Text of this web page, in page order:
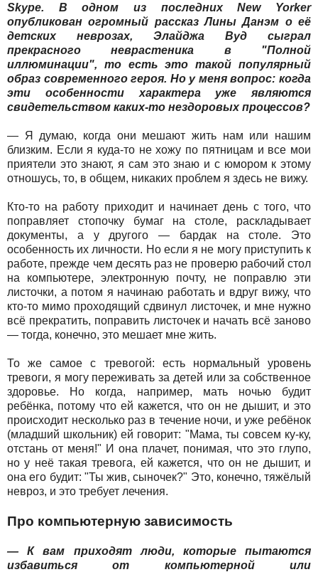
Skype. В одном из последних New Yorker
опубликован огромный рассказ Лины Данэм о её
детских неврозах, Элайджа Вуд сыграл
прекрасного неврастеника в "Полной
иллюминации", то есть это такой популярный
образ современного героя. Но у меня вопрос: когда
эти особенности характера уже являются
свидетельством каких-то нездоровых процессов?
— Я думаю, когда они мешают жить нам или нашим
близким. Если я куда-то не хожу по пятницам и все мои
приятели это знают, я сам это знаю и с юмором к этому
отношусь, то, в общем, никаких проблем я здесь не вижу.
Кто-то на работу приходит и начинает день с того, что
поправляет стопочку бумаг на столе, раскладывает
документы, а у другого — бардак на столе. Это
особенность их личности. Но если я не могу приступить к
работе, прежде чем десять раз не проверю рабочий стол
на компьютере, электронную почту, не поправлю эти
листочки, а потом я начинаю работать и вдруг вижу, что
кто-то мимо проходящий сдвинул листочек, и мне нужно
всё прекратить, поправить листочек и начать всё заново
— тогда, конечно, это мешает мне жить.
То же самое с тревогой: есть нормальный уровень
тревоги, я могу переживать за детей или за собственное
здоровье. Но когда, например, мать ночью будит
ребёнка, потому что ей кажется, что он не дышит, и это
происходит несколько раз в течение ночи, и уже ребёнок
(младший школьник) ей говорит: "Мама, ты совсем ку-ку,
отстань от меня!" И она плачет, понимая, что это глупо,
но у неё такая тревога, ей кажется, что он не дышит, и
она его будит: "Ты жив, сыночек?" Это, конечно, тяжёлый
невроз, и это требует лечения.
Про компьютерную зависимость
— К вам приходят люди, которые пытаются
избавиться от компьютерной или